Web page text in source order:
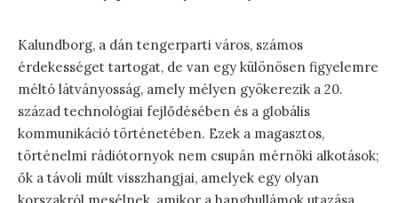
Kalundborg, a dán tengerparti város, számos
érdekességet tartogat, de van egy különösen figyelemre
méltó látványosság, amely mélyen gyökerezik a 20.
század technológiai fejlődésében és a globális
kommunikáció történetében. Ezek a magasztos,
történelmi rádiótornyok nem csupán mérnöki alkotások;
ők a távoli múlt visszhangjai, amelyek egy olyan